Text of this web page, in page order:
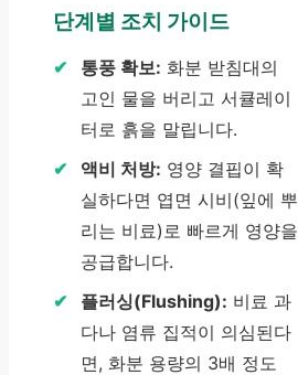
단계별 조치 가이드
통풍 확보: 화분 받침대의
고인 물을 버리고 서큘레이
터로 흙을 말립니다.
액비 처방: 영양 결핍이 확
실하다면 엽면 시비(잎에 뿌
리는 비료)로 빠르게 영양을
공급합니다.
플러싱(Flushing): 비료 과
다나 염류 집적이 의심된다
면, 화분 용량의 3배 정도